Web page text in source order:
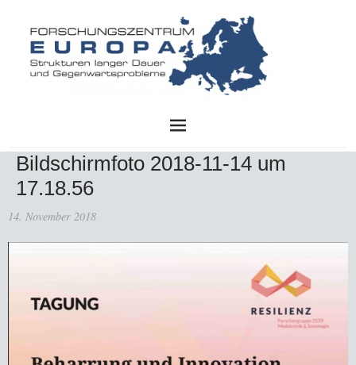
Bildschirmfoto 2018-11-14 um
17.18.56
14. November 2018